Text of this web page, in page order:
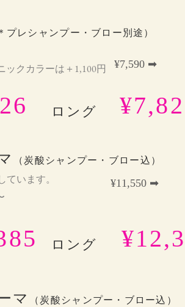
プレシャンプー・ブロー別途）
クカラーは＋1,100円 ¥7,590 ➡︎
ロング
（炭酸シ ャンプー・ブロー込）
います。
¥11,550 ➡︎
ロング
マ （炭酸 シャンプー・ブロー込）